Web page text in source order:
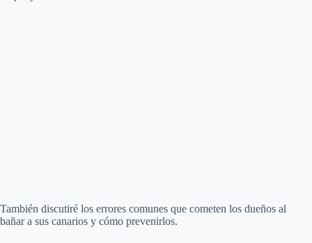
También discutiré los errores comunes que cometen los dueños al
bañar a sus canarios y cómo prevenirlos.